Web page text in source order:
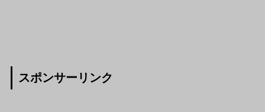
スポンサーリンク